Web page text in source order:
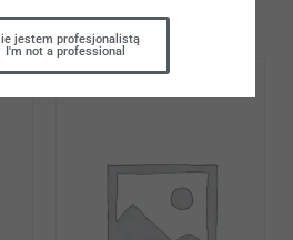
jestem profesjonalistą
I'm not a professional